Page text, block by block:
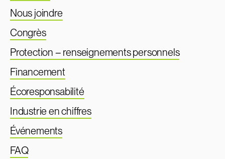
Nous joindre
Congrès
Protection – renseignements personnels
Financement
Écoresponsabilité
Industrie en chiffres
Événements
FAQ